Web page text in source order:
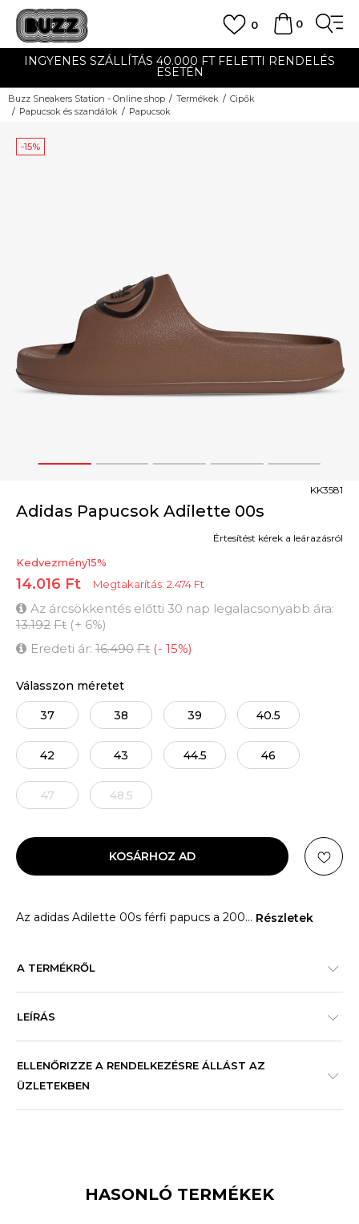
0
0
INGYENES SZÁLLÍTÁS 40.000 FT FELETTI RENDELÉS
ESETÉN
Buzz Sneakers Station - Online shop Termékek
Cipők
Papucsok és szandálok
Papucsok
1 2 3 4 5
-15%
Adidas Papucsok Adilette 00s
KK3581
Kedvezmény15%
14.016 Ft Megtakarítás: 2.474 Ft
Az árcsökkentés előtti 30 nap legalacsonyabb ára:
13.192 Ft (+ 6%)
Eredeti ár: 16.490 Ft (- 15%)
Értesítést kérek a leárazásról
Válasszon méretet
37 38 39 40.5
42 43 44.5 46
47 48.5
KOSÁRHOZ AD
Az adidas Adilette 00s férfi papucs a 200... Részletek
A TERMÉKRŐL
LEÍRÁS
ELLENŐRIZZE A RENDELKEZÉSRE ÁLLÁST AZ
ÜZLETEKBEN
HASONLÓ TERMÉKEK